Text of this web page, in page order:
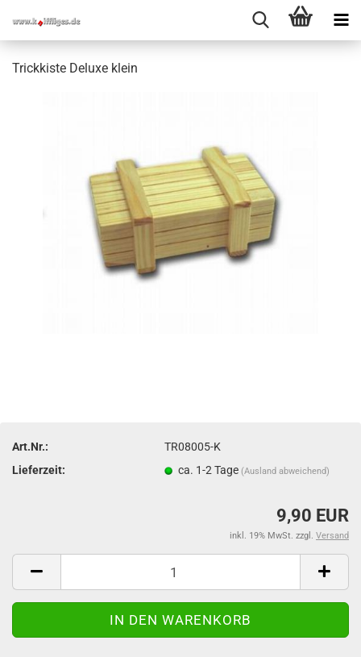
Trickkiste Deluxe klein
Art.Nr.:
TR08005-K
Lieferzeit:
ca. 1-2 Tage (Ausland abweichend)
9,90 EUR
inkl. 19% MwSt. zzgl. Versand